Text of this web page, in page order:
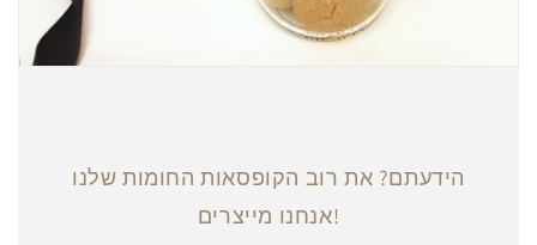
הידעתם? את רוב הקופסאות החומות שלנו
אנחנו מייצרים!